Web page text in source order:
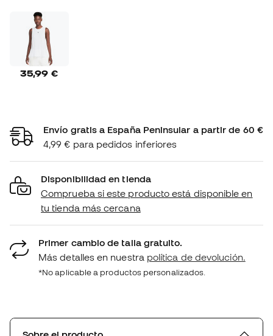
35,99 €
Envío gratis a España Peninsular a partir de 60 €
4,99 € para pedidos inferiores
Disponibilidad en tienda
Comprueba si este producto está disponible en
tu tienda más cercana
Primer cambio de talla gratuito.
Más detalles en nuestra política de devolución.
*No aplicable a productos personalizados.